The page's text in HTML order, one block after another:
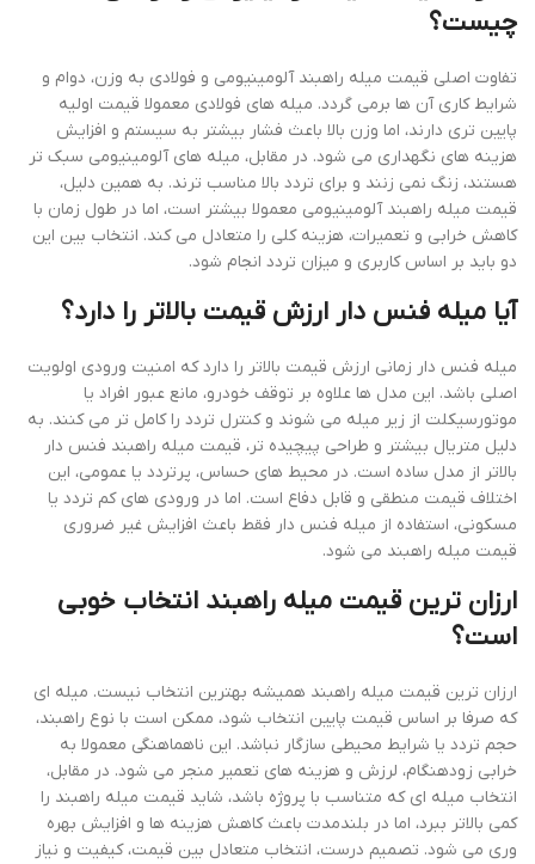
چیست؟
تفاوت اصلی قیمت میله راهبند آلومینیومی و فولادی به وزن، دوام و
شرایط کاری آن ها برمی گردد. میله های فولادی معمولا قیمت اولیه
پایین تری دارند، اما وزن بالا باعث فشار بیشتر به سیستم و افزایش
هزینه های نگهداری می شود. در مقابل، میله های آلومینیومی سبک تر
هستند، زنگ نمی زنند و برای تردد بالا مناسب ترند. به همین دلیل،
قیمت میله راهبند آلومینیومی معمولا بیشتر است، اما در طول زمان با
کاهش خرابی و تعمیرات، هزینه کلی را متعادل می کند. انتخاب بین این
دو باید بر اساس کاربری و میزان تردد انجام شود.
آیا میله فنس دار ارزش قیمت بالاتر را دارد؟
میله فنس دار زمانی ارزش قیمت بالاتر را دارد که امنیت ورودی اولویت
اصلی باشد. این مدل ها علاوه بر توقف خودرو، مانع عبور افراد یا
موتورسیکلت از زیر میله می شوند و کنترل تردد را کامل تر می کنند. به
دلیل متریال بیشتر و طراحی پیچیده تر، قیمت میله راهبند فنس دار
بالاتر از مدل ساده است. در محیط های حساس، پرتردد یا عمومی، این
اختلاف قیمت منطقی و قابل دفاع است. اما در ورودی های کم تردد یا
مسکونی، استفاده از میله فنس دار فقط باعث افزایش غیر ضروری
قیمت میله راهبند می شود.
ارزان ترین قیمت میله راهبند انتخاب خوبی
است؟
ارزان ترین قیمت میله راهبند همیشه بهترین انتخاب نیست. میله ای
که صرفا بر اساس قیمت پایین انتخاب شود، ممکن است با نوع راهبند،
حجم تردد یا شرایط محیطی سازگار نباشد. این ناهماهنگی معمولا به
خرابی زودهنگام، لرزش و هزینه های تعمیر منجر می شود. در مقابل،
انتخاب میله ای که متناسب با پروژه باشد، شاید قیمت میله راهبند را
کمی بالاتر ببرد، اما در بلندمدت باعث کاهش هزینه ها و افزایش بهره
وری می شود. تصمیم درست، انتخاب متعادل بین قیمت، کیفیت و نیاز